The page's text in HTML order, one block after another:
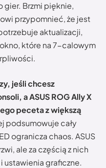
gier. Brzmi pięknie,
przypomnieć, że jest
aktualizacji,
które na 7-calowym
jeśli chcesz
a ASUS ROG Ally X
peceta z większą
podsumowuje cały
ogranicza chaos. ASUS
ale za częścią z nich
ustawienia graficzne.